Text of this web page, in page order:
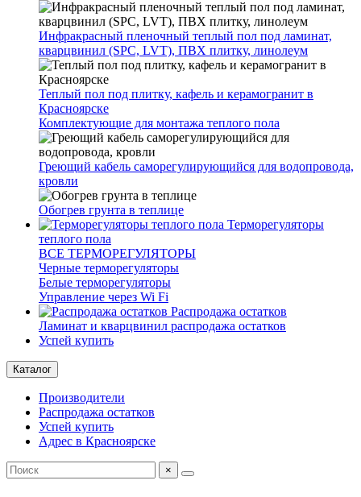
Инфракрасный пленочный теплый пол под ламинат,
кварцвинил (SPC, LVT), ПВХ плитку, линолеум
Теплый пол под плитку, кафель и керамогранит в
Красноярске
Комплектующие для монтажа теплого пола
Греющий кабель саморегулирующийся для водопровода,
кровли
Обогрев грунта в теплице
Терморегуляторы
теплого пола
ВСЕ ТЕРМОРЕГУЛЯТОРЫ
Черные терморегуляторы
Белые терморегуляторы
Управление через Wi Fi
Распродажа остатков
Ламинат и кварцвинил распродажа остатков
Успей купить
Каталог
Производители
Распродажа остатков
Успей купить
Адрес в Красноярске
×